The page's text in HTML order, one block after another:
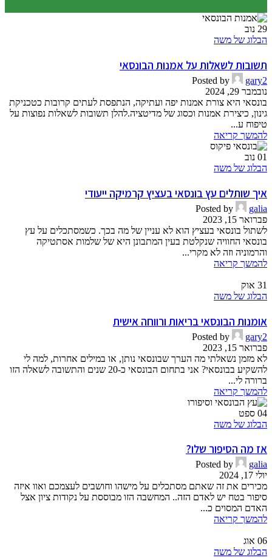
29 נוב
הבלוג של משה
תשובות לשאלות על אמנות הבונסאי
Posted by
gary2
נובמבר 29, 2024
בונסאי היא צורת אמנות יפה ועתיקה, הנתפסת לעתים קרובות כטכניקת
גינון, כיצירת אמנות וכסוג של מדיטציה.להלן תשובות לשאלות נפוצות על
טיפוח ע...
להמשך קריאה
01 נוב
הבלוג של משה
איך שותלים עץ בונסאי בעציץ קרמיקה ייעודי
Posted by
galia
פברואר 15, 2023
לשתול בונסאי בעציץ הוא לא עניין של מה בכך. כשמסתכלים על עץ
בונסאי החוויה שנקלטת בעין המתבונן היא של שלמות אסתטיקה
והרמוניה וזה לא מקרי...
להמשך קריאה
31 אוק
הבלוג של משה
אומנות הבונסאי בריאות ורווחה אישית
Posted by
gary2
פברואר 15, 2023
לא מזמן נשאלתי מה הערך שבונסאי נותן, או במילים אחרות, למה לי
להשקיע בבונסאי? אני בתחום הבונסאי כ-20 שנים והתשובה לשאלה הזו
ברורה לי...
להמשך קריאה
04 ספט
הבלוג של משה
אז מה הסיפור שלו?
Posted by
galia
יולי 17, 2024
מכירים את זה שאתם מסתכלים על מישהו וחושבים לעצמכם ואוו איזה
סיפור בטח יש לאדם הזה.. המחשבה הזו מבוססת על נקודות ציון אצל
האדם המסוים כ...
להמשך קריאה
06 אוג
הבלוג של משה